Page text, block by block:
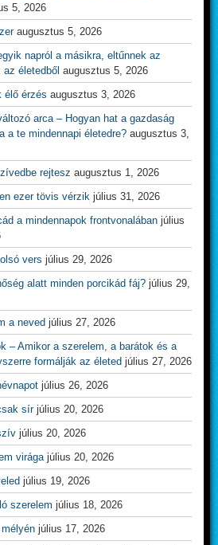
5, 2026
augusztus 5, 2026
napról a másikra, eltűnnek az
az életedből augusztus 5, 2026
élő érzés augusztus 3, 2026
arca – Hogyan hat a gazdaság
a te mindennapi életedre? augusztus 3,
rejtesz augusztus 1, 2026
ezer tövis vérzik július 31, 2026
a mindennapok frontvonalában július
vers július 29, 2026
alatt minden porcikád fáj? július 29,
a neved július 27, 2026
– Amikor a szerelem, a barátok és a
formálják az életed július 27, 2026
július 26, 2026
sír július 20, 2026
július 20, 2026
virága július 20, 2026
július 19, 2026
szerelem július 18, 2026
július 17, 2026